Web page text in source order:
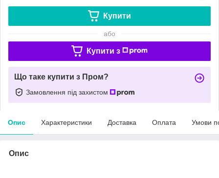
Купити
або
Купити з
Що таке купити з Пром?
Замовлення під захистом
Опис Характеристики Доставка Оплата Умови
Опис